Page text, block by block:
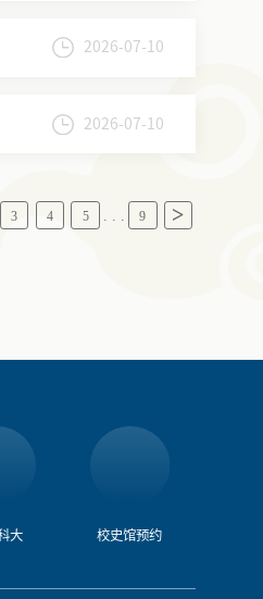
2026-07-10
2026-07-10
3 4 5 . . . 9
大 校史馆预约